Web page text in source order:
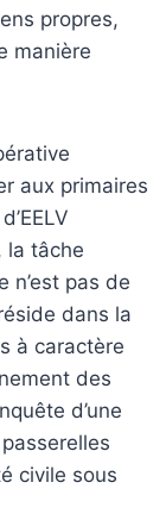
propres,
manière
aux primaires
la tâche
n’est pas de
dans la
à caractère
des
d’une
civile sous